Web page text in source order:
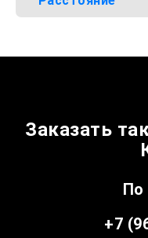
Заказать
По
+7